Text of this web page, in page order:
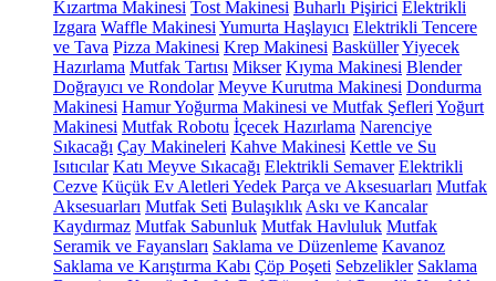
Kızartma Makinesi Tost Makinesi Buharlı Pişirici Elektrikli
Izgara Waffle Makinesi Yumurta Haşlayıcı Elektrikli Tencere
ve Tava Pizza Makinesi Krep Makinesi BasküllerYiyecek
Hazırlama Mutfak Tartısı Mikser Kıyma Makinesi Blender
Doğrayıcı ve Rondolar Meyve Kurutma Makinesi Dondurma
Makinesi Hamur Yoğurma Makinesi ve Mutfak Şefleri Yoğurt
Makinesi Mutfak Robotu İçecek Hazırlama Narenciye
Sıkacağı Çay Makineleri Kahve Makinesi Kettle ve Su
Isıtıcılar Katı Meyve Sıkacağı Elektrikli Semaver Elektrikli
Cezve Küçük Ev Aletleri Yedek Parça ve Aksesuarları Mutfak
Aksesuarları Mutfak Seti Bulaşıklık Askı ve Kancalar
Kaydırmaz Mutfak Sabunluk Mutfak Havluluk Mutfak
Seramik ve Fayansları Saklama ve Düzenleme Kavanoz
Saklama ve Karıştırma Kabı Çöp Poşeti Sebzelikler Saklama